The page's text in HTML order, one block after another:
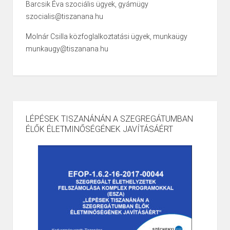
Barcsik Éva szociális ügyek, gyámügy
szocialis@tiszanana.hu
Molnár Csilla közfoglalkoztatási ügyek, munkaügy
munkaugy@tiszanana.hu
LÉPÉSEK TISZANÁNÁN A SZEGREGÁTUMBAN
ÉLŐK ÉLETMINŐSÉGÉNEK JAVÍTÁSÁÉRT